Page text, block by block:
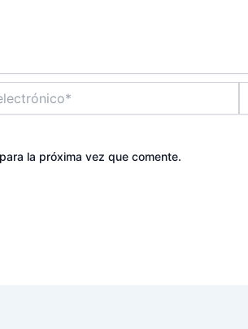
la próxima vez que comente.